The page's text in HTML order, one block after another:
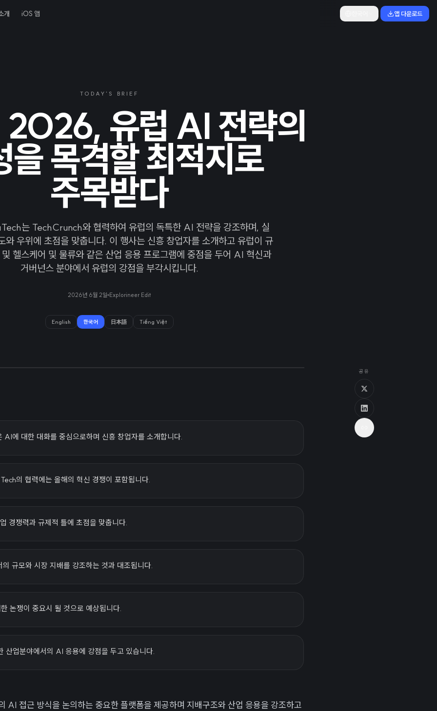
개 iOS 앱 앱 다운로드
TODAY'S BRIEF
2026, 유럽 AI 전략의
을 목격할 최적지로
주목받다
는 TechCrunch와 협력하여 유럽의 독특한 AI 전략을 강조하며, 실
와 우위에 초점을 맞춥니다. 이 행사는 신흥 창업자를 소개하고 유럽이 규
헬스케어 및 물류와 같은 산업 응용 프로그램에 중점을 두어 AI 혁신과
거버넌스 분야에서 유럽의 강점을 부각시킵니다.
2026년 6월 2일 Explorineer Edit
English 한국어 日本語 Tiếng Việt
에 대한 대화를 중심으로하며 신흥 창업자를 소개합니다.
의 협력에는 올해의 혁신 경쟁이 포함됩니다.
경쟁력과 규제적 틀에 초점을 맞춥니다.
규모와 시장 지배를 강조하는 것과 대조됩니다.
논쟁이 중요시 될 것으로 예상됩니다.
산업분야에서의 AI 응용에 강점을 두고 있습니다.
접근 방식을 논의하는 중요한 플랫폼을 제공하며 지배구조와 산업 응용을 강조하고
공유